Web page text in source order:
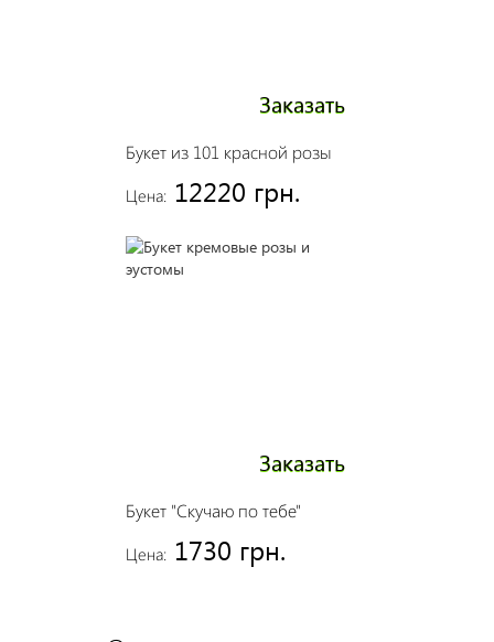
Букет из 101 красной розы
Цена: 12220 грн.
Заказать
Букет "Скучаю по тебе"
Цена: 1730 грн.
Заказать